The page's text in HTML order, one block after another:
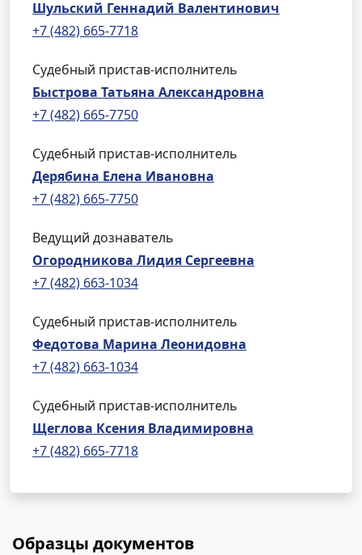
Шульский Геннадий Валентинович
+7 (482) 665-7718
Судебный пристав-исполнитель
Быстрова Татьяна Александровна
+7 (482) 665-7750
Судебный пристав-исполнитель
Дерябина Елена Ивановна
+7 (482) 665-7750
Ведущий дознаватель
Огородникова Лидия Сергеевна
+7 (482) 663-1034
Судебный пристав-исполнитель
Федотова Марина Леонидовна
+7 (482) 663-1034
Судебный пристав-исполнитель
Щеглова Ксения Владимировна
+7 (482) 665-7718
Образцы документов